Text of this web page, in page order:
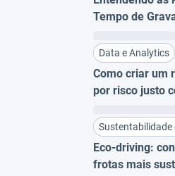
Tempo de
Data e Analytics
Como criar um
por risco justo
Sustentabilidade
Eco-driving:
frotas mais